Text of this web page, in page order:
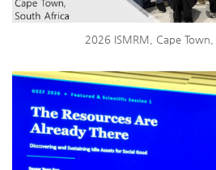
2026 ISMRM, Cape